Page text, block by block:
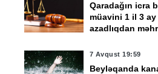
Qaradağın icra
müavini 1 il 3
azadlıqdan
7 Avqust 19:59
Beyləqanda